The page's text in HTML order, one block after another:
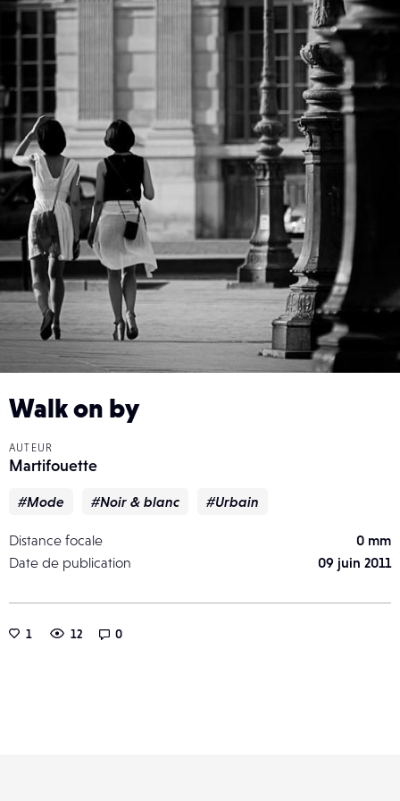
Walk on by
AUTEUR
Martifouette
#Mode #Noir & blanc #Urbain
Distance focale
0 mm
Date de publication
09 juin 2011
1 12 0